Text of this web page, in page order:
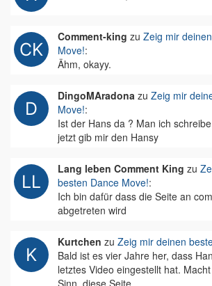
Comment-king zu Zeig mir
Move!:
Ähm, okayy.
DingoMAradona zu Zeig mir
Move!:
Ist der Hans da ? Man ich
jetzt gib mir den Hansy
Lang leben Comment King zu
besten Dance Move!:
Ich bin dafür dass die Seite an
abgetreten wird
Kurtchen zu Zeig mir deinen
Bald ist es vier Jahre her, dass
letztes Video eingestellt hat.
Sinn, diese Seite…